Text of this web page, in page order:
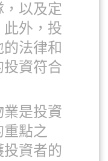
以及定
外，投
法律和
資符合
是投資
點之
資者的